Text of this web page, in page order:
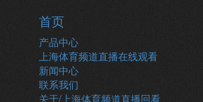
首页
产品中心
上海体育频道直播在线观看
新闻中心
联系我们
关于/上海体育频道直播回看